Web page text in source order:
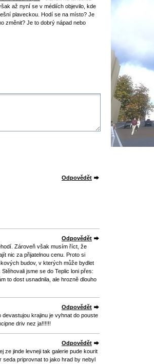
až nyní se v médiích objevilo, kde
plaveckou. Hodí se na místo? Je
změnit? Je to dobrý nápad nebo
Odpovědět
Odpovědět
Zároveň však musím říct, že
nic za přijatelnou cenu. Proto si
budov, v kterých může bydlet
jsme se do Teplic loni přes:
to dost usnadnila, ale hrozně dlouho
Odpovědět
krajinu je vyhnat do pouste
driv nez ja!!!!!!
Odpovědět
ze jinde levneji tak galerie pude kourit
priprovnat to jako hrad by nebyl